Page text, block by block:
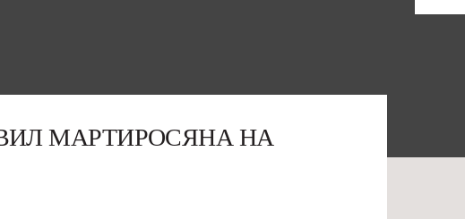
МАРТИРОСЯНА НА